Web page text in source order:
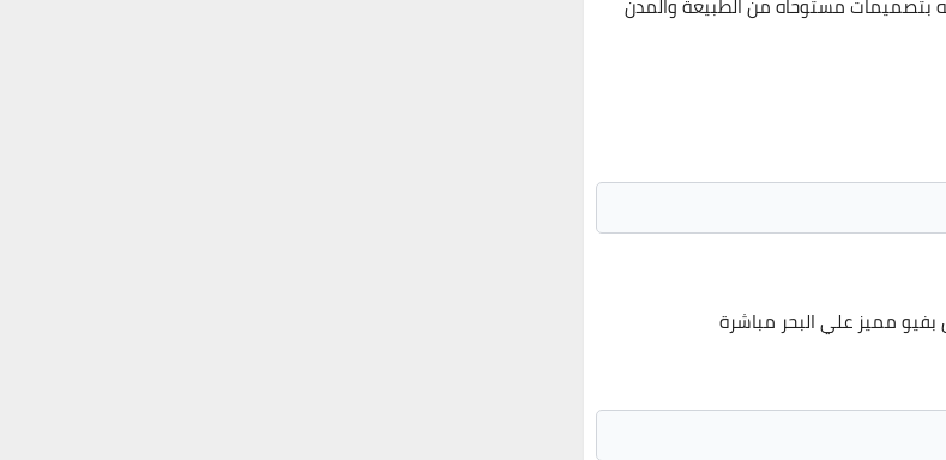
مميز علي البحر مباشرة